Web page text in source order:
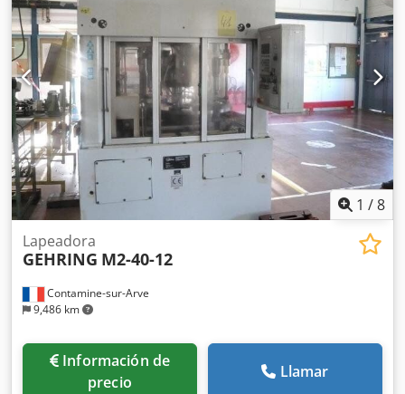
1 /8
Contamine-sur-Arve
9,486 km
Lapeadora
GEHRING M2-40-12
Información de
precio
Llamar